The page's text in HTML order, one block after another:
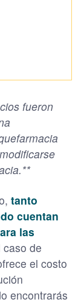
fueron
tanto
cuentan
las
caso de
el costo
encontrarás